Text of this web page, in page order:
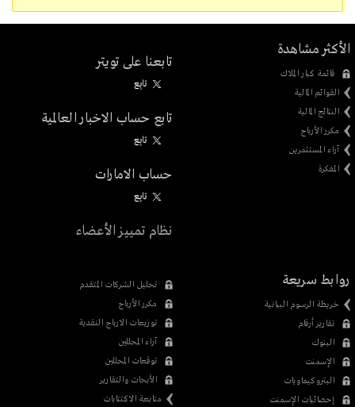
الأكثر مشاهدة
قائمة كبار الملاك
القوائم المالية
النتائج المالية
مكرر الأرباح
آراء المستثمرين
المفكرة
تابعنا على تويتر
تابِع
تابع حساب الاخبار العالمية
تابِع
حساب الامارات
تابِع
نظام تمييز الأعضاء
روابط سريعة
خريطة الرسوم البيانية
تقارير أرقام
البنوك
الإسمنت
البتروكيماويات
إحصائيات الإسمنت
تحليل الشركات المتقدم
مكرر الأرباح
توزيعات الارباح النقدية
آراء المحللين
توقعات المحللين
الأبحاث والتقارير
متابعة الاكتتابات